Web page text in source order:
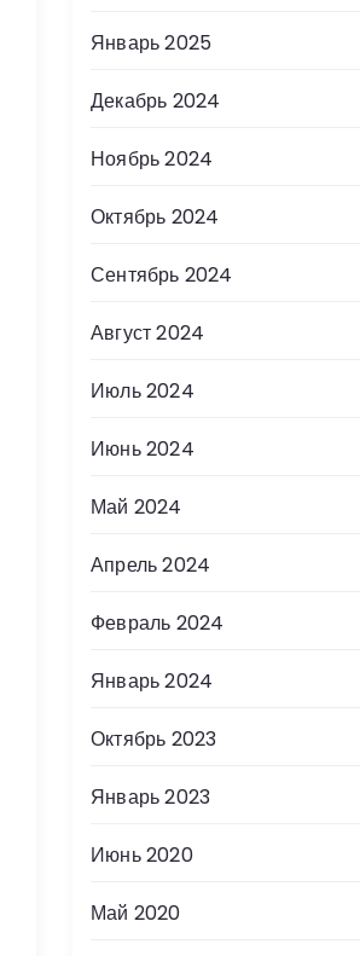
Январь 2025
Декабрь 2024
Ноябрь 2024
Октябрь 2024
Сентябрь 2024
Август 2024
Июль 2024
Июнь 2024
Май 2024
Апрель 2024
Февраль 2024
Январь 2024
Октябрь 2023
Январь 2023
Июнь 2020
Май 2020